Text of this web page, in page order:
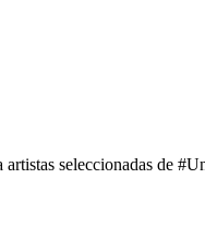
seleccionadas de